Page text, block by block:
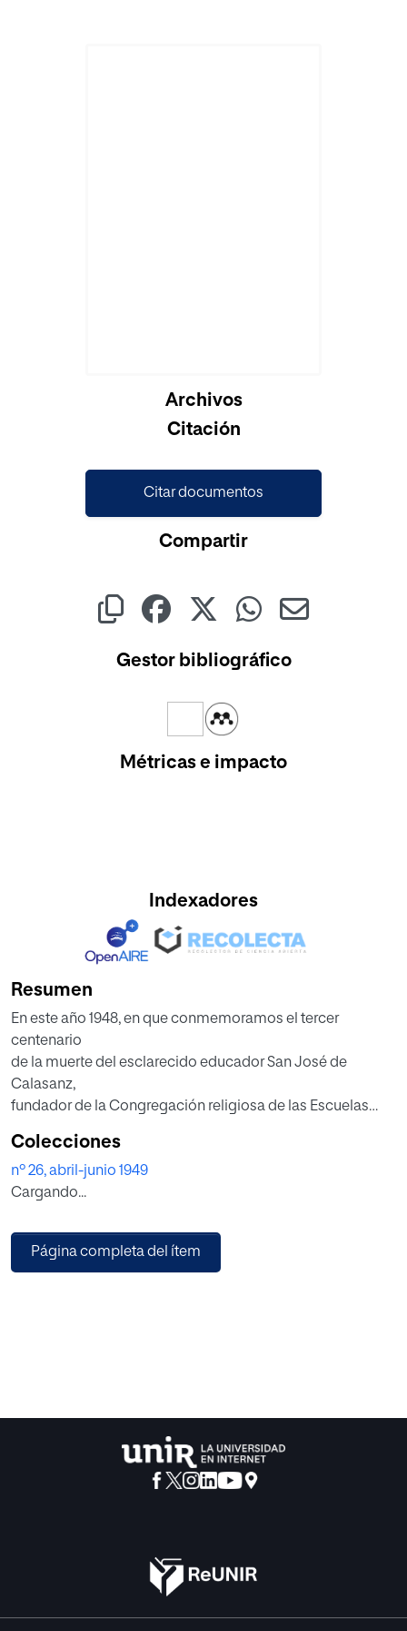
Archivos
Citación
Citar documentos
Compartir
Gestor bibliográfico
Métricas e impacto
Indexadores
Resumen
En este año 1948, en que conmemoramos el tercer
centenario
de la muerte del esclarecido educador San José de
Calasanz,
fundador de la Congregación religiosa de las Escuelas
venerable
memoria nos ha parecido que podía ser el espigar, en
su abundante epistolario, diversos pensamientos
con la importancia que presenta la Ética en toda sana
Pedagogía , para -con esta ocasión- reflexionar
Colecciones
nº 26, abril-junio 1949
Cargando...
Página completa del ítem